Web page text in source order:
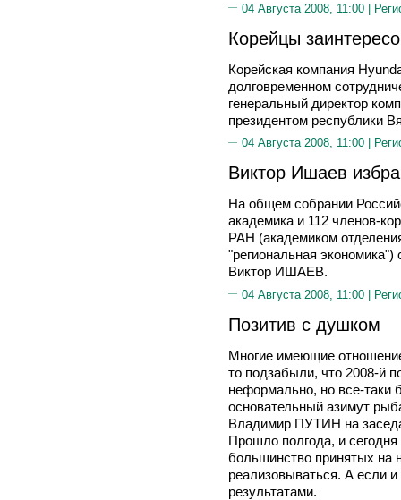
04 Августа 2008, 11:00 |
Корейцы
Корейская компания
долговременном
генеральный директор
президентом
04 Августа 2008, 11:00 |
Виктор Ишаев
На общем собрании
академика и 112 членов-
РАН (академиком
"региональная экономика")
Виктор ИШАЕВ.
04 Августа 2008, 11:00 |
Позитив с душком
Многие имеющие
то подзабыли, что 2008-й
неформально, но все-таки
основательный азимут
Владимир ПУТИН на
Прошло полгода, и
большинство принятых на
реализовываться. А если
результатами.